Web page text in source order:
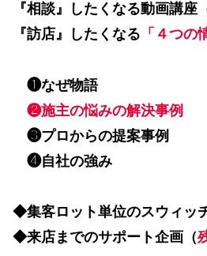
『相談』したくなる動画講座
『訪店』したくなる 「４つの
❶なぜ物語
❷施主の悩みの解決事例
❸プロからの提案事例
❹自社の強み
◆集客ロット単位のスウィッ
◆来店までのサポート企画（